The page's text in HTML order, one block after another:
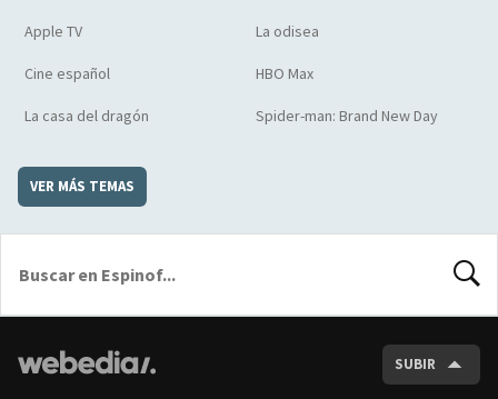
Apple TV La odisea
Cine español HBO Max
La casa del dragón Spider-man: Brand New Day
VER MÁS TEMAS
SUBIR